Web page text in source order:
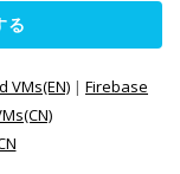
る
VMs(EN) | Firebase